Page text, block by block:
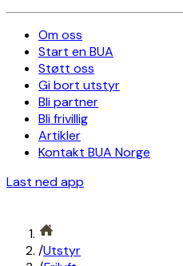
Om oss
Start en BUA
Støtt oss
Gi bort utstyr
Bli partner
Bli frivillig
Artikler
Kontakt BUA Norge
Last ned app
/Utstyr